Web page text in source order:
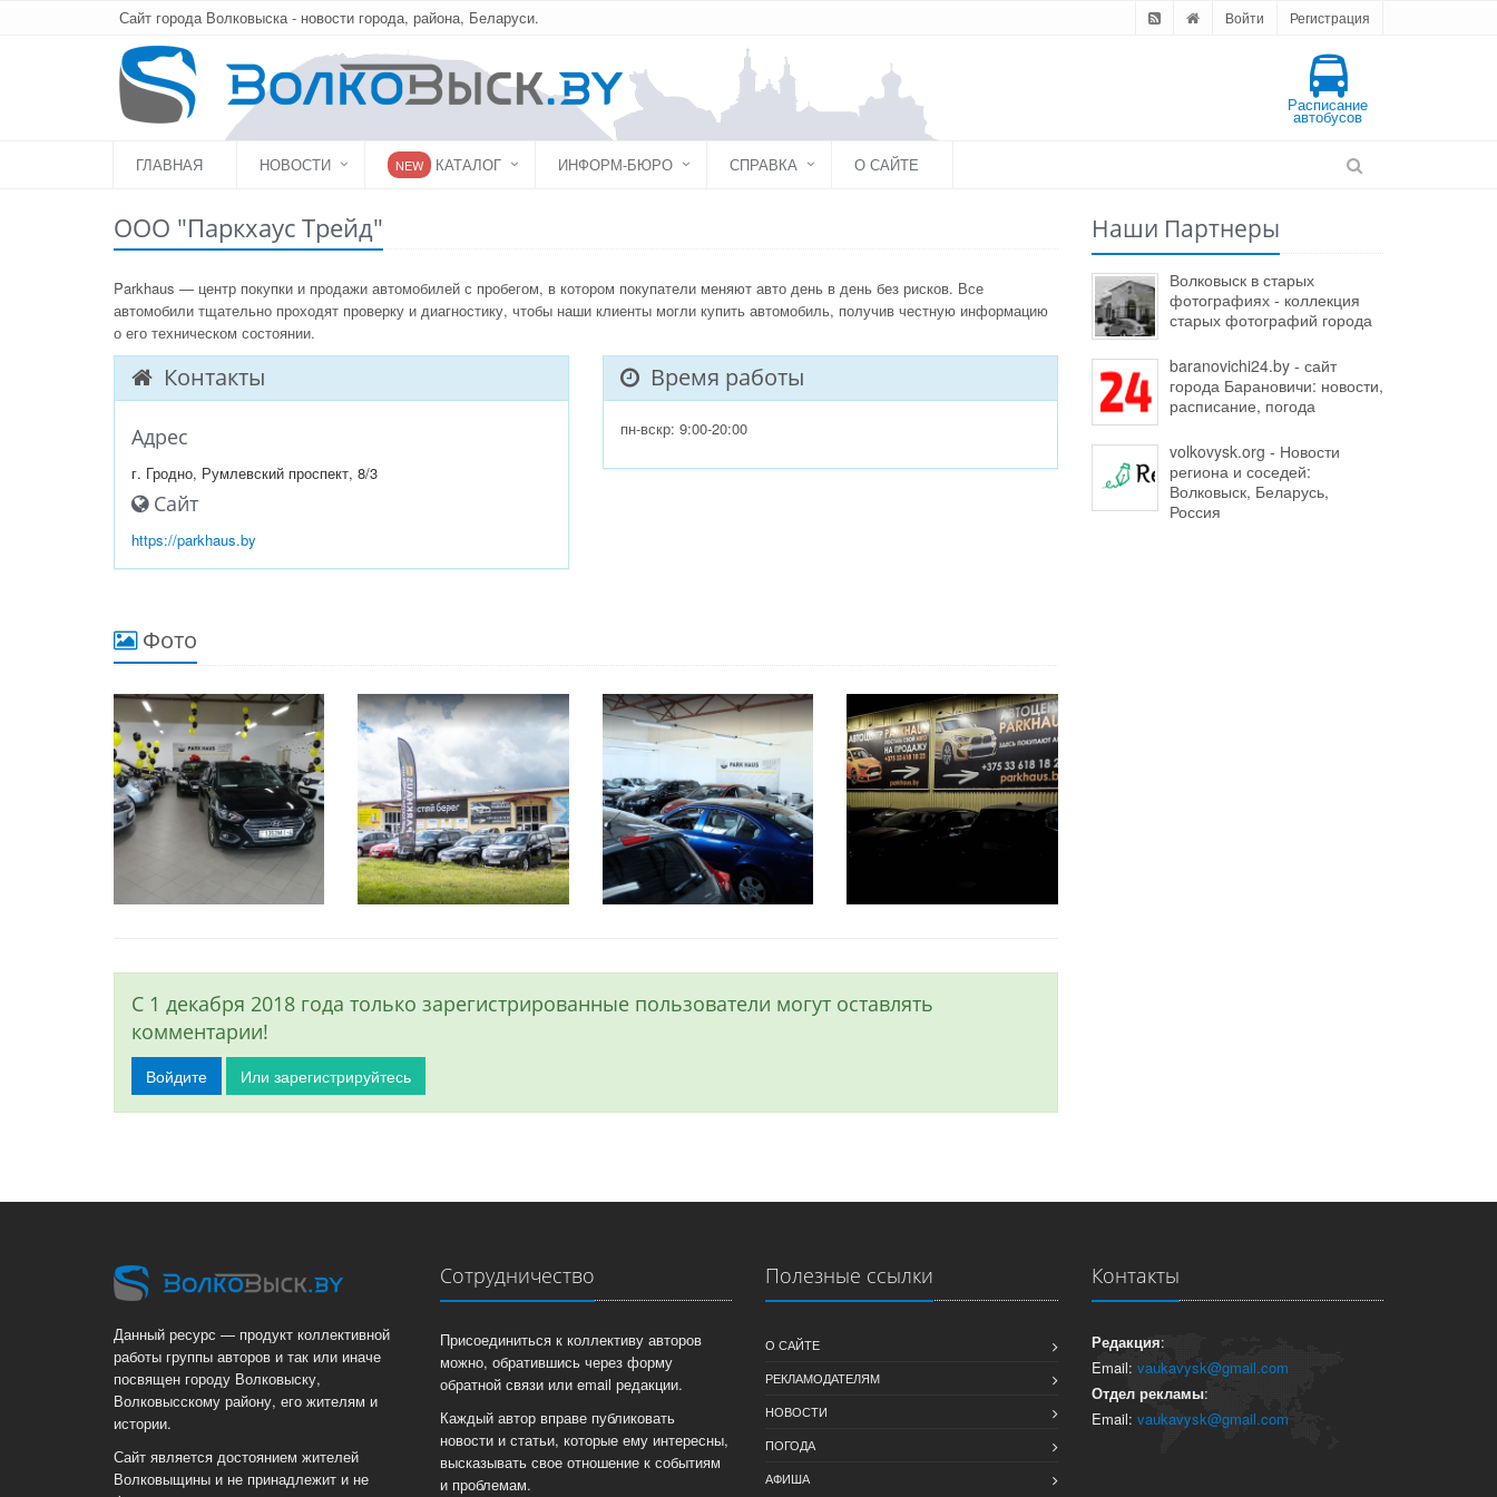
Сайт города Волковыска - новости города, района, Беларуси. Войти Регистрация
Расписание
автобусов
ГЛАВНАЯ НОВОСТИ NEW КАТАЛОГ ИНФОРМ-БЮРО СПРАВКА О САЙТЕ
ООО "Паркхаус Трейд"
Parkhaus — центр покупки и продажи автомобилей с пробегом, в котором покупатели меняют авто день в день без рисков. Все
автомобили тщательно проходят проверку и диагностику, чтобы наши клиенты могли купить автомобиль, получив честную информацию
о его техническом состоянии.
Контакты
Адрес
г. Гродно, Румлевский проспект, 8/3
Сайт
https://parkhaus.by
Время работы
пн-вскр: 9:00-20:00
Фото
С 1 декабря 2018 года только зарегистрированные пользователи могут оставлять
комментарии!
Войдите Или зарегистрируйтесь
Наши Партнеры
Волковыск в старых
фотографиях - коллекция
старых фотографий города
baranovichi24.by - сайт
города Барановичи: новости,
расписание, погода
volkovysk.org - Новости
региона и соседей:
Волковыск, Беларусь,
Россия
Данный ресурс — продукт коллективной
работы группы авторов и так или иначе
посвящен городу Волковыску,
Волковысскому району, его жителям и
истории.
Сайт является достоянием жителей
Волковыщины и не принадлежит и не
Сотрудничество
Присоединиться к коллективу авторов
можно, обратившись через форму
обратной связи или email редакции.
Каждый автор вправе публиковать
новости и статьи, которые ему интересны,
высказывать свое отношение к событиям
и проблемам.
Полезные ссылки
О САЙТЕ
РЕКЛАМОДАТЕЛЯМ
НОВОСТИ
ПОГОДА
АФИША
Контакты
Редакция:
Email: vaukavysk@gmail.com
Отдел рекламы:
Email: vaukavysk@gmail.com